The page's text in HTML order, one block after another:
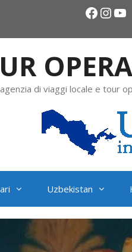
di viaggi locale e tour
Uzbekistan